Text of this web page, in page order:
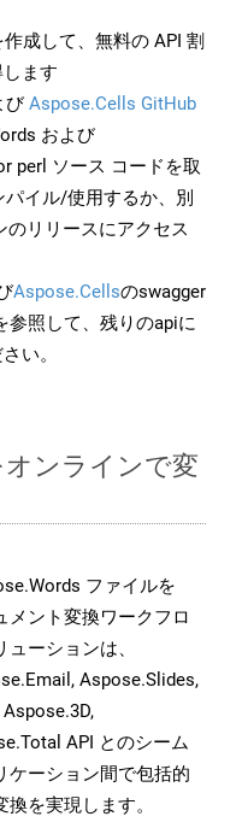
成して、無料の API 割
ます
びAspose.Cells GitHub
および
perl ソース コードを取
イル/使用するか、別
リリースにアクセス
Aspose.Cellsのswagger
参照して、残りのapiに
い。
ンラインで変
ファイルを
メント変換ワークフロ
ーションは、
Aspose.Slides,
API とのシーム
ケーション間で包括的
を実現します。